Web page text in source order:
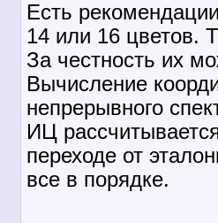
Есть
14 или 16 цветов.
За честность их
Вычисление
непрерывного
ИЦ
переходе от
все в порядке.